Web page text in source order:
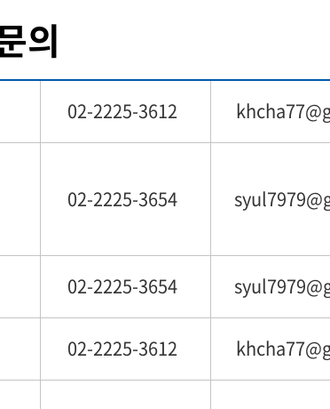
의
02-2225-3612
02-2225-3654
02-2225-3654
02-2225-3612